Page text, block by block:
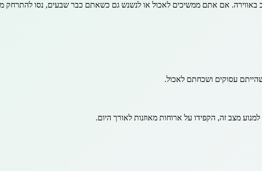
אם אתם ממשיכים לאכול או לנשנש גם כשאתם כבר שבעים, נסו להתרחק
עסוקים ושכחתם לאכול.
מצב זה, הקפידו על ארוחות מאוזנות לאורך היום.